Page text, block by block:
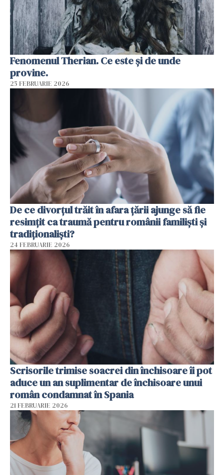
Fenomenul Therian. Ce este și de unde
provine.
25 FEBRUARIE 2026
De ce divorțul trăit în afara țării ajunge să fie
resimțit ca traumă pentru românii familiști și
tradiționaliști?
24 FEBRUARIE 2026
Scrisorile trimise soacrei din închisoare îi pot
aduce un an suplimentar de închisoare unui
român condamnat în Spania
21 FEBRUARIE 2026